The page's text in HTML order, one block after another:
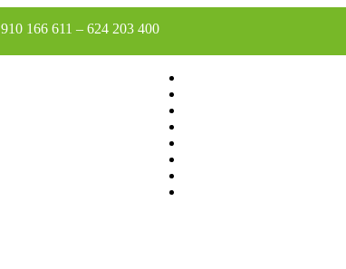
910 166 611 – 624 203 400